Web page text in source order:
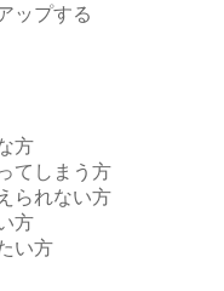
ップする
方
てしまう方
られない方
方
い方